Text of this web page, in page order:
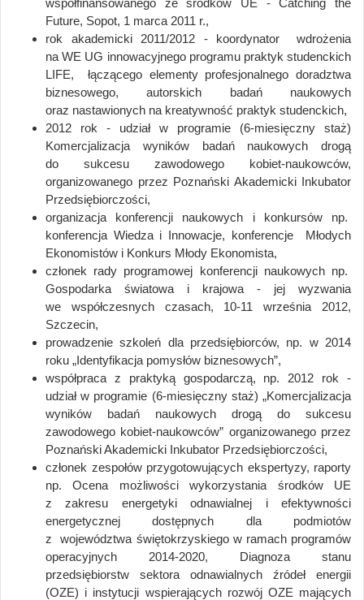
współfinansowanego ze środków UE - Catching the
Future, Sopot, 1 marca 2011 r.,
rok akademicki 2011/2012 - koordynator wdrożenia
na WE UG innowacyjnego programu praktyk studenckich
LIFE, łączącego elementy profesjonalnego doradztwa
biznesowego, autorskich badań naukowych
oraz nastawionych na kreatywność praktyk studenckich,
2012 rok - udział w programie (6-miesięczny staż)
Komercjalizacja wyników badań naukowych drogą
do sukcesu zawodowego kobiet-naukowców,
organizowanego przez Poznański Akademicki Inkubator
Przedsiębiorczości,
organizacja konferencji naukowych i konkursów np.
konferencja Wiedza i Innowacje, konferencje Młodych
Ekonomistów i Konkurs Młody Ekonomista,
członek rady programowej konferencji naukowych np.
Gospodarka światowa i krajowa - jej wyzwania
we współczesnych czasach, 10-11 września 2012,
Szczecin,
prowadzenie szkoleń dla przedsiębiorców, np. w 2014
roku „Identyfikacja pomysłów biznesowych”,
współpraca z praktyką gospodarczą, np. 2012 rok -
udział w programie (6-miesięczny staż) „Komercjalizacja
wyników badań naukowych drogą do sukcesu
zawodowego kobiet-naukowców” organizowanego przez
Poznański Akademicki Inkubator Przedsiębiorczości,
członek zespołów przygotowujących ekspertyzy, raporty
np. Ocena możliwości wykorzystania środków UE
z zakresu energetyki odnawialnej i efektywności
energetycznej dostępnych dla podmiotów
z województwa świętokrzyskiego w ramach programów
operacyjnych 2014-2020, Diagnoza stanu
przedsiębiorstw sektora odnawialnych źródeł energii
(OZE) i instytucji wspierających rozwój OZE mających